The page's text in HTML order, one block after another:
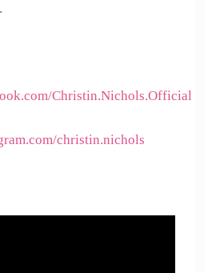
Christin.Nichols.Official
christin.nichols